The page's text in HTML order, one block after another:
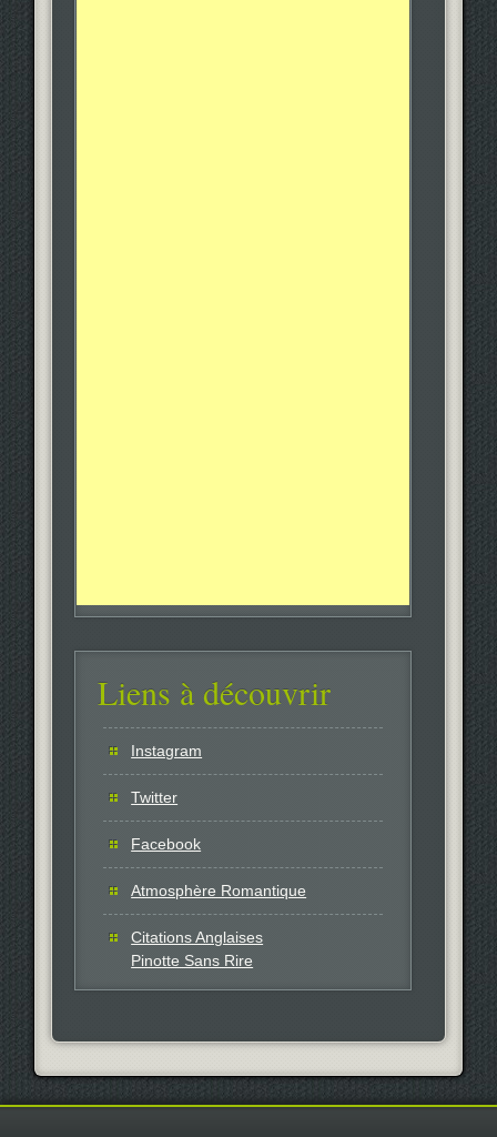
Liens à découvrir
Instagram
Twitter
Facebook
Atmosphère Romantique
Citations Anglaises
Pinotte Sans Rire